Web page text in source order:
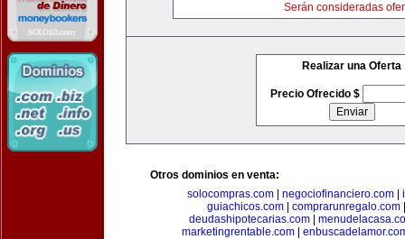
Serán consideradas
Realizar una Oferta
Precio Ofrecido $
Otros dominios en venta:
solocompras.com| negociofinanciero.com|
guiachicos.com
comprarunregalo.com
deudashipotecarias.com|
marketingrentable.com|